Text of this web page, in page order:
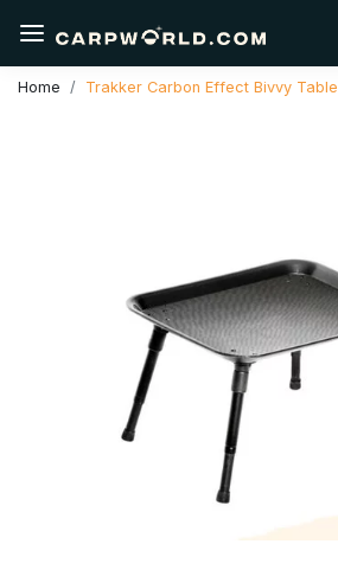
Home Trakker Carbon Effect Bivvy Table